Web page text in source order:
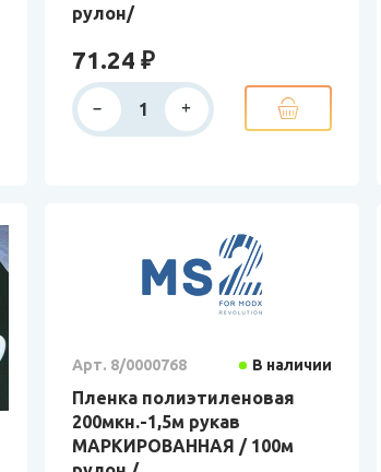
рулон/
71.24 ₽
Арт. 8/0000768 В наличии
Пленка полиэтиленовая
200мкн.-1,5м рукав
МАРКИРОВАННАЯ / 100м